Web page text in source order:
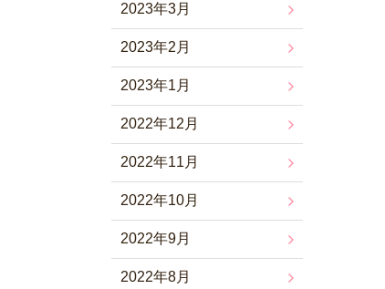
2023年3月
2023年2月
2023年1月
2022年12月
2022年11月
2022年10月
2022年9月
2022年8月